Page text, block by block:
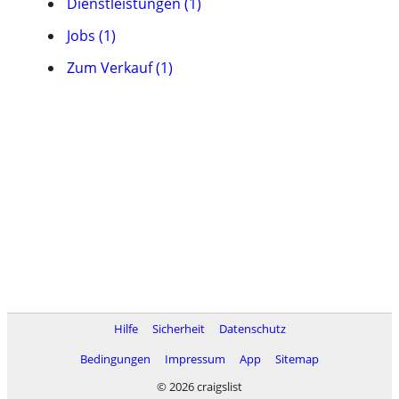
Jobs (1)
Zum Verkauf (1)
Hilfe Sicherheit
Datenschutz
Bedingungen
Impressum App
Sitemap
© 2026 craigslist